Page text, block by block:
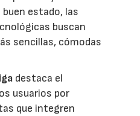
estado, las
buscan
sencillas, cómodas
destaca el
usuarios por
que integren